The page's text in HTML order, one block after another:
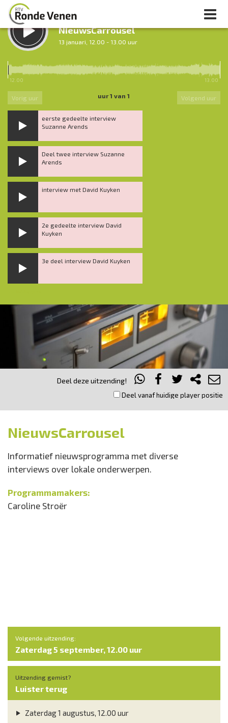
LUISTER TERUG:
NieuwsCarrousel
13 januari, 12.00 - 13.00 uur
De Geheime Zender
12.00 13.00
Vorig uur uur 1 van 1 Volgend uur
eerste gedeelte interview
Suzanne Arends
Deel twee interview Suzanne
Arends
interview met David Kuyken
2e gedeelte interview David
Kuyken
3e deel interview David Kuyken
Deel deze uitzending!
Deel vanaf huidige player positie
NieuwsCarrousel
Informatief nieuwsprogramma met diverse
interviews over lokale onderwerpen.
Programmamakers:
Caroline Stroër
Volgende uitzending:
Zaterdag 5 september, 12.00 uur
Uitzending gemist?
Luister terug
Zaterdag 1 augustus, 12.00 uur